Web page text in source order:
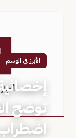
الأبرز في الوسم
توضح